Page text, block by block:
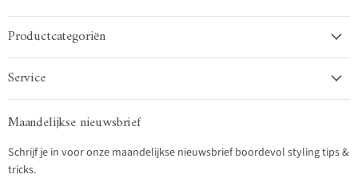
Productcategoriën
Service
Maandelijkse nieuwsbrief
Schrijf je in voor onze maandelijkse nieuwsbrief boordevol styling tips &
tricks.